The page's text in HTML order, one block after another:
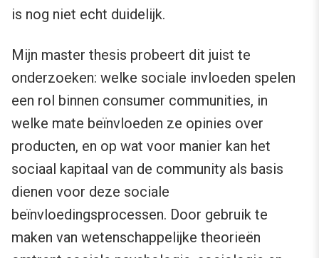
is nog niet echt duidelijk.
Mijn master thesis probeert dit juist te
onderzoeken: welke sociale invloeden spelen
een rol binnen consumer communities, in
welke mate beïnvloeden ze opinies over
producten, en op wat voor manier kan het
sociaal kapitaal van de community als basis
dienen voor deze sociale
beïnvloedingsprocessen. Door gebruik te
maken van wetenschappelijke theorieën